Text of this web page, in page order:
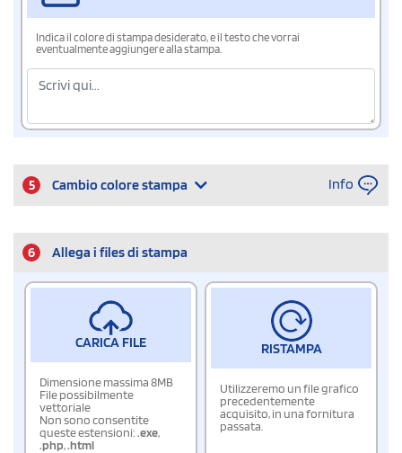
Indica il colore di stampa desiderato, e il testo che vorrai
eventualmente aggiungere alla stampa.
5 Cambio colore stampa Info
6 Allega i files di stampa
CARICA FILE
Dimensione massima 8MB
File possibilmente
vettoriale
Non sono consentite
queste estensioni:.exe,
.php,.html
RISTAMPA
Utilizzeremo un file grafico
precedentemente
acquisito, in una fornitura
passata.